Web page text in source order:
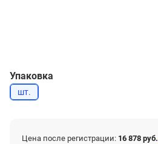
Упаковка
шт.
Цена после регистрации: 16 878 руб.